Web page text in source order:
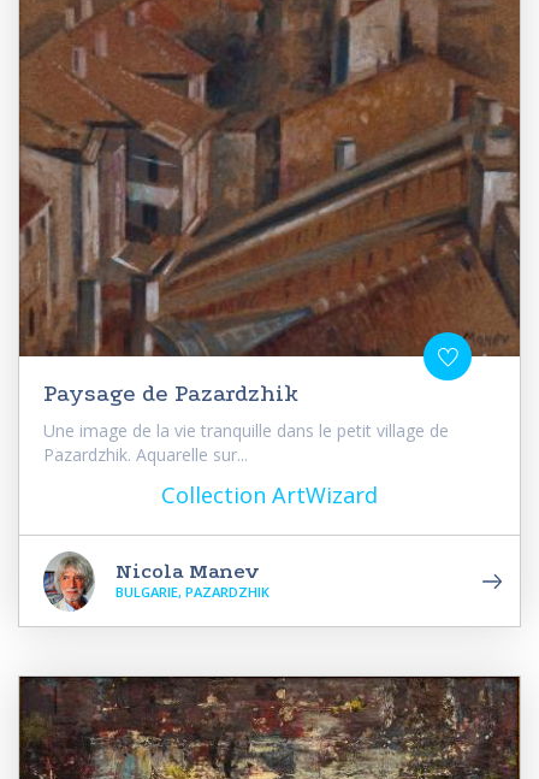
Paysage de Pazardzhik
Une image de la vie tranquille dans le petit village de
Pazardzhik. Aquarelle sur...
Collection ArtWizard
Nicola Manev
BULGARIE, PAZARDZHIK